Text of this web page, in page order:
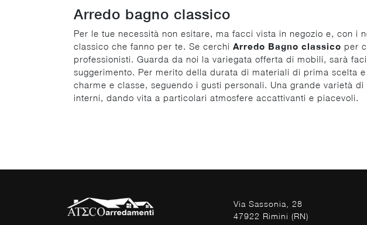
Arredo bagno classico
Per le tue necessità non esitare, ma facci vista in negozio e, con
classico che fanno per te. Se cerchi Arredo Bagno classico per
professionisti. Guarda da noi la variegata offerta di mobili, sarà
suggerimento. Per merito della durata di materiali di prima scelta
charme e classe, seguendo i gusti personali. Una grande varietà
interni, dando vita a particolari atmosfere accattivanti e piacevoli.
Via Sassonia, 28
47922 Rimini (RN)